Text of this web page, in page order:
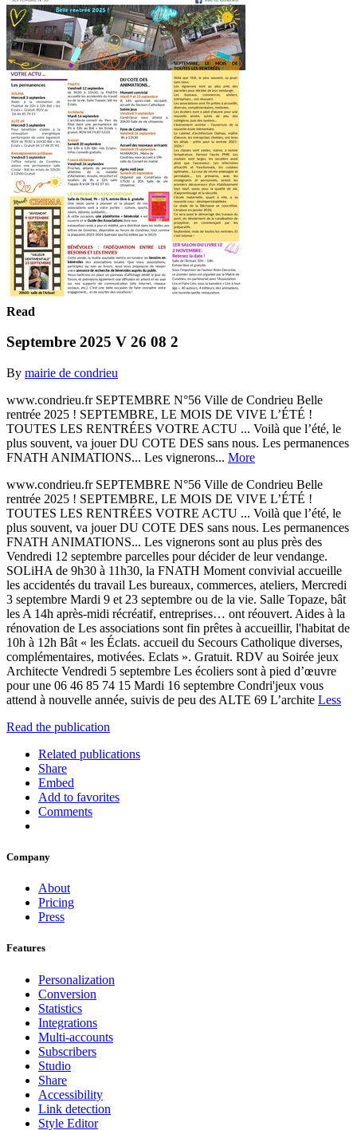
Read
Septembre 2025 V 26 08 2
By mairie de condrieu
www.condrieu.fr SEPTEMBRE N°56 Ville de Condrieu Belle
rentrée 2025 ! SEPTEMBRE, LE MOIS DE VIVE L’ÉTÉ !
TOUTES LES RENTRÉES VOTRE ACTU ... Voilà que l’été, le
plus souvent, va jouer DU COTE DES sans nous. Les permanences
FNATH ANIMATIONS... Les vignerons... More
www.condrieu.fr SEPTEMBRE N°56 Ville de Condrieu Belle
rentrée 2025 ! SEPTEMBRE, LE MOIS DE VIVE L’ÉTÉ !
TOUTES LES RENTRÉES VOTRE ACTU ... Voilà que l’été, le
plus souvent, va jouer DU COTE DES sans nous. Les permanences
FNATH ANIMATIONS... Les vignerons sont au plus près des
Vendredi 12 septembre parcelles pour décider de leur vendange.
SOLiHA de 9h30 à 11h30, la FNATH Moment convivial accueille
les accidentés du travail Les bureaux, commerces, ateliers, Mercredi
3 septembre Mardi 9 et 23 septembre ou de la vie. Salle Topaze, bât
les A 14h après-midi récréatif, entreprises… ont réouvert. Aides à la
rénovation de Les associations sont fin prêtes à accueillir, l'habitat de
10h à 12h Bât « les Éclats. accueil du Secours Catholique diverses,
complémentaires, motivées. Eclats ». Gratuit. RDV au Soirée jeux
Architecte Vendredi 5 septembre Les écoliers sont à pied d’œuvre
pour une 06 46 85 74 15 Mardi 16 septembre Condri'jeux vous
attend à nouvelle année, suivis de peu des ALTE 69 L’archite Less
Read the publication
Related publications
Share
Embed
Add to favorites
Comments
Company
About
Pricing
Press
Features
Personalization
Conversion
Statistics
Integrations
Multi-accounts
Subscribers
Studio
Share
Accessibility
Link detection
Style Editor